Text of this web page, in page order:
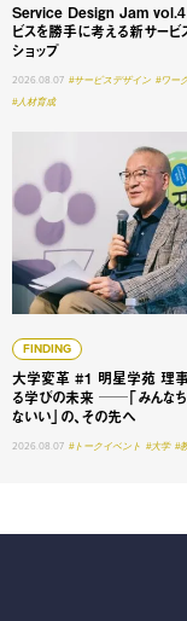
Service Design Jam vol.4
ビスを勝手に考える新サービ
ショップ
2026.08.07 #サービスデザイン #ワー
#人材育成
FINDING
大学変革 #1 明星学苑 理
る学びの未来 ──「みんなち
ないい」の、その先へ
2026.08.07 #トークイベント #大学 #
大学変革 #1 明星